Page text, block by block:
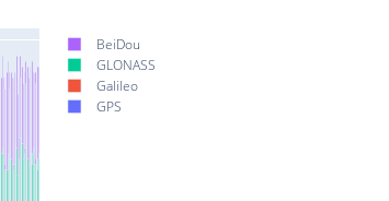
BeiDou
GLONASS
Galileo
GPS